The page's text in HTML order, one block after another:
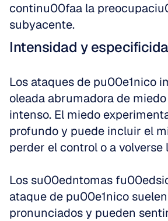
continu00faa la
subyacente.
Intensidad y
Los ataques de pu00e1nico
oleada abrumadora de
intenso. El miedo
profundo y puede incluir el
perder el control o a volverse
Los su00edntomas
ataque de pu00e1nico
pronunciados y pueden